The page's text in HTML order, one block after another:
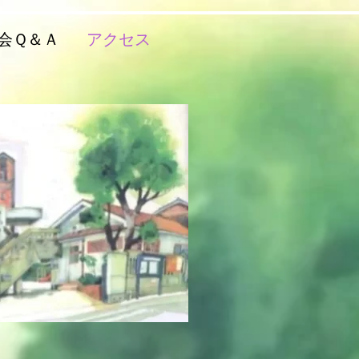
Ｑ＆Ａ アクセス